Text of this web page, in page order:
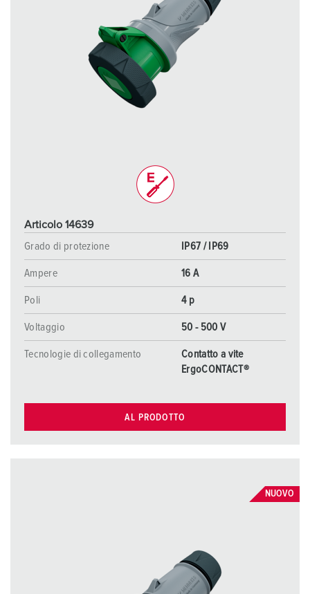
Articolo 14639
Grado di protezione
IP67 / IP69
Ampere 16 A
Poli 4 p
Voltaggio 50 - 500 V
Tecnologie di collegamento
Contatto a vite
ErgoCONTACT®
AL PRODOTTO
NUOVO